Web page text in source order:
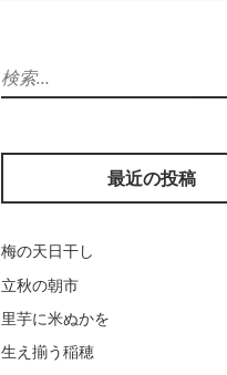
検
索:
最近の投稿
梅の天日干し
立秋の朝市
里芋に米ぬかを
生え揃う稲穂